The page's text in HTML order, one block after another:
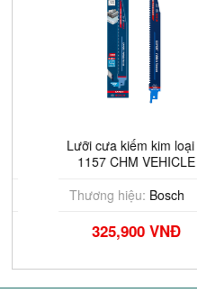
Lưỡi cưa kiếm kim loại S
1157 CHM VEHICLE
2608900380
Thương hiệu: Bosch
325,900 VNĐ